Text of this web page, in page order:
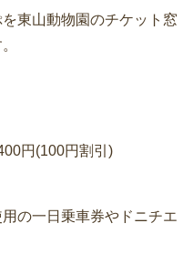
東山動物園のチケット窓
円(100円割引)
の一日乗車券やドニチエ